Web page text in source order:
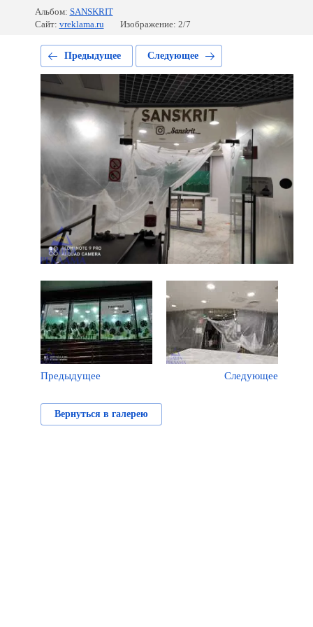
Альбом: SANSKRIT
Сайт: vreklama.ru Изображение: 2/7
Предыдущее Следующее
Предыдущее Следующее
Вернуться в галерею